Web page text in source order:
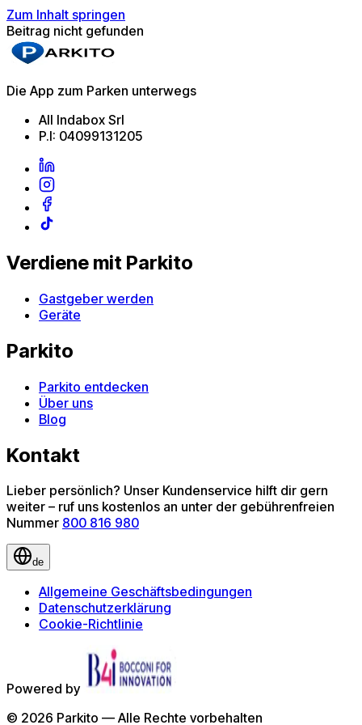
Zum Inhalt springen
Beitrag nicht gefunden
Die App zum Parken unterwegs
All Indabox Srl
P.I: 04099131205
Verdiene mit Parkito
Gastgeber werden
Geräte
Parkito
Parkito entdecken
Über uns
Blog
Kontakt
Lieber persönlich? Unser Kundenservice hilft dir gern
weiter – ruf uns kostenlos an unter der gebührenfreien
Nummer 800 816 980
de
Allgemeine Geschäftsbedingungen
Datenschutzerklärung
Cookie-Richtlinie
Powered by
© 2026 Parkito — Alle Rechte vorbehalten